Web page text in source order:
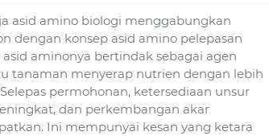
asid amino biologi menggabungkan
dengan konsep asid amino pelepasan
aminonya bertindak sebagai agen
tanaman menyerap nutrien dengan lebih
permohonan, ketersediaan unsur
dan perkembangan akar
Ini mempunyai kesan yang ketara